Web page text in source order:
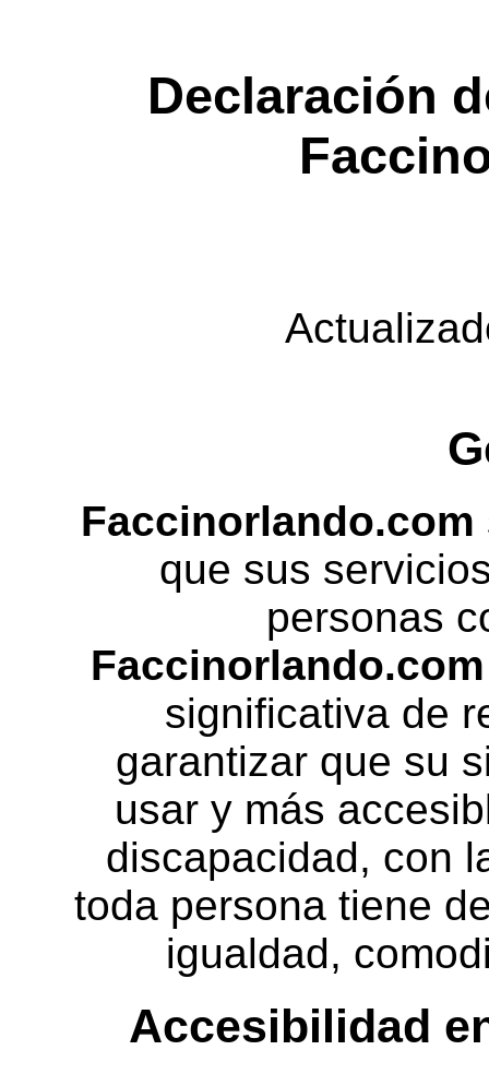
Declaración
Faccinorlando.com
que sus
personas
Faccinorlando.com
significativa de
garantizar que su
usar y más
discapacidad, con
toda persona tiene
igualdad,
Accesibilidad